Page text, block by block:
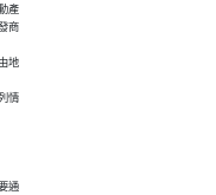
產
商
地
情
通